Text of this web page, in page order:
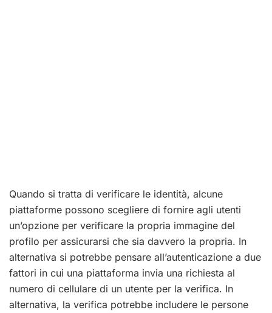
Quando si tratta di verificare le identità, alcune
piattaforme possono scegliere di fornire agli utenti
un’opzione per verificare la propria immagine del
profilo per assicurarsi che sia davvero la propria. In
alternativa si potrebbe pensare all’autenticazione a due
fattori in cui una piattaforma invia una richiesta al
numero di cellulare di un utente per la verifica. In
alternativa, la verifica potrebbe includere le persone